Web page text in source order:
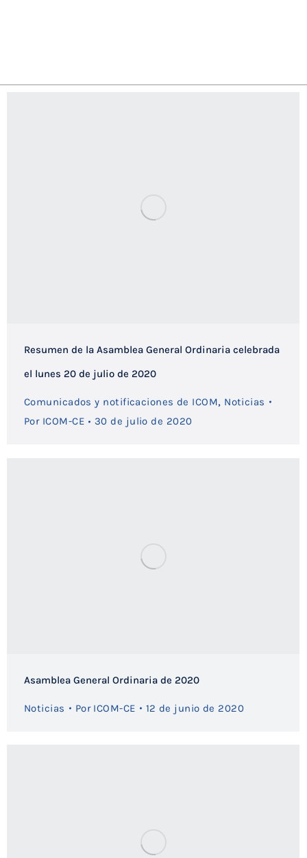
Resumen de la Asamblea General Ordinaria celebrada
el lunes 20 de julio de 2020
Comunicados y notificaciones de ICOM, Noticias
Por ICOM-CE 30 de julio de 2020
Asamblea General Ordinaria de 2020
Noticias Por ICOM-CE 12 de junio de 2020